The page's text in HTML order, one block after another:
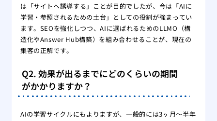
は「サイトへ誘導する」ことが目的でしたが、今は「AIに
学習・参照されるための土台」としての役割が強まってい
ます。SEOを強化しつつ、AIに選ばれるためのLLMO（構
造化やAnswer Hub構築）を組み合わせることが、現在の
集客の正解です。
Q2. 効果が出るまでにどのくらいの期間
がかかりますか？
AIの学習サイクルにもよりますが、一般的には3ヶ月〜半年